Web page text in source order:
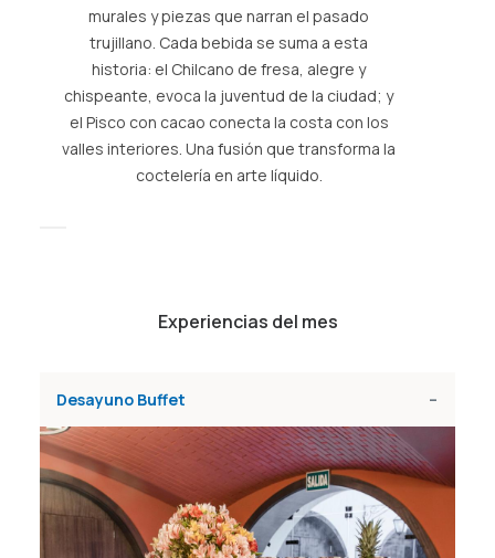
esta tierra. Recetas tradicionales conviven
con propuestas contemporáneas, en un
espacio que combina el sabor de la historia
con la calidez de la cocina norteña.
Experiencias del mes
Desayuno Buffet